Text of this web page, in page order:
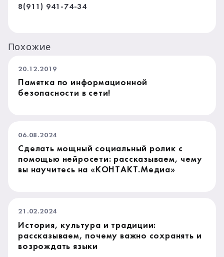
8(911) 941-74-34
Похожие
20.12.2019
Памятка по информационной
безопасности в сети!
06.08.2024
Сделать мощный социальный ролик с
помощью нейросети: рассказываем, чему
вы научитесь на «КОНТАКТ.Медиа»
21.02.2024
История, культура и традиции:
рассказываем, почему важно сохранять и
возрождать языки